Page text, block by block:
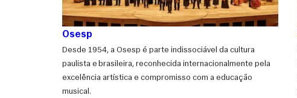
Osesp
Desde 1954, a Osesp é parte indissociável da cultura
paulista e brasileira, reconhecida internacionalmente pela
excelência artística e compromisso com a educação
musical.